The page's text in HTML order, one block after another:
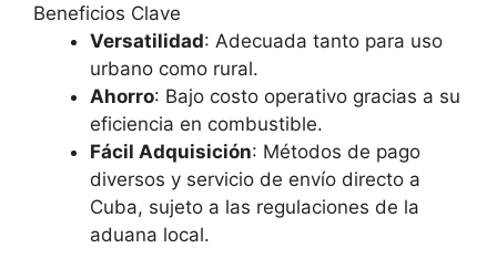
Beneficios Clave
Versatilidad: Adecuada tanto para uso
urbano como rural.
Ahorro: Bajo costo operativo gracias a su
eficiencia en combustible.
Fácil Adquisición: Métodos de pago
diversos y servicio de envío directo a
Cuba, sujeto a las regulaciones de la
aduana local.